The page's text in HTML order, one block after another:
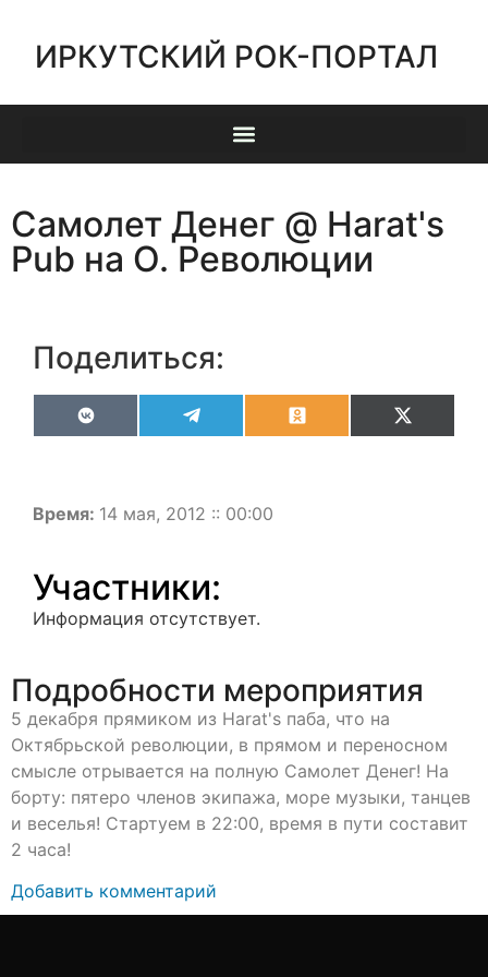
ИРКУТСКИЙ РОК-ПОРТАЛ
Самолет Денег @ Harat's
Pub на О. Революции
Поделиться:
VK OdnoklassnikiX
(Twitter)
Время: 14 мая, 2012 :: 00:00
Участники:
Информация отсутствует.
Подробности мероприятия
5 декабря прямиком из Harat's паба, что на
Октябрьской революции, в прямом и переносном
смысле отрывается на полную Самолет Денег! На
борту: пятеро членов экипажа, море музыки, танцев
и веселья! Стартуем в 22:00, время в пути составит
2 часа!
Добавить комментарий